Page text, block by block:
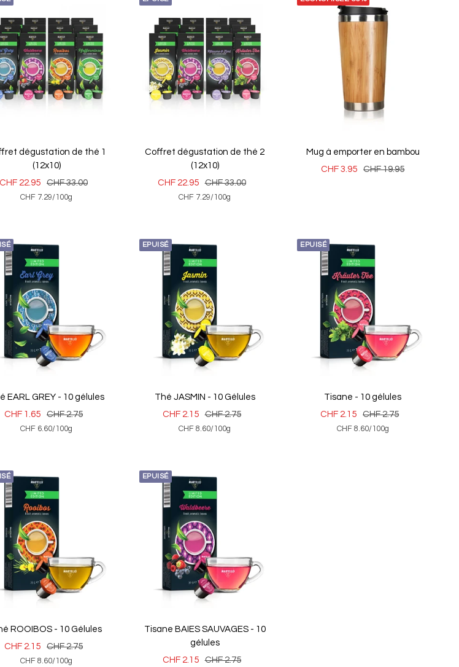
dégustation de thé 1
(12x10)
Prix
CHF 22.95
Prix
normal
CHF 33.00
CHF 7.29/100g
Coffret dégustation de thé 2
(12x10)
Prix
CHF 22.95
Prix
normal
CHF 33.00
CHF 7.29/100g
Mug à emporter en bambou
Prix
CHF 3.95
Prix
CHF 19.95
EARL GREY - 10 gélules
Prix
CHF 1.65
Prix
normal
CHF 2.75
CHF 6.60/100g
EPUISÉ
Thé JASMIN - 10 Gélules
Prix
CHF 2.15
Prix
normal
CHF 2.75
CHF 8.60/100g
EPUISÉ
Tisane - 10 gélules
Prix
CHF 2.15
Prix
normal
CHF 2.75
CHF 8.60/100g
ROOIBOS - 10 Gélules
Prix
CHF 2.15
Prix
normal
CHF 2.75
CHF 8.60/100g
EPUISÉ
Tisane BAIES SAUVAGES - 10
gélules
Prix
CHF 2.15
Prix
CHF 2.75